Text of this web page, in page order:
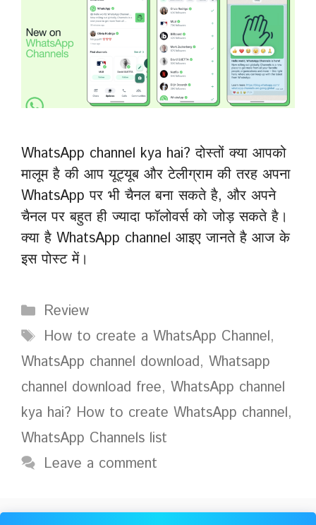
WhatsApp channel kya hai? दोस्तों क्या आपको
मालूम है की आप यूट्यूब और टेलीग्राम की तरह अपना
WhatsApp पर भी चैनल बना सकते है, और अपने
चैनल पर बहुत ही ज्यादा फॉलोवर्स को जोड़ सकते है।
क्या है WhatsApp channel आइए जानते है आज के
इस पोस्ट में।
Categories
Review
Tags
How to create a WhatsApp Channel,
WhatsApp channel download, Whatsapp
channel download free, WhatsApp channel
kya hai? How to create WhatsApp channel,
WhatsApp Channels list
Leave a comment